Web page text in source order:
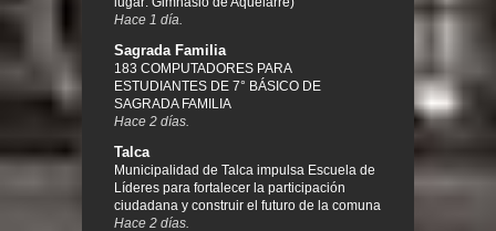
Hace 1 día.
Sagrada Familia
183 COMPUTADORES PARA
ESTUDIANTES DE 7° BÁSICO DE
SAGRADA FAMILIA
Hace 2 días.
Talca
Municipalidad de Talca impulsa Escuela de
Líderes para fortalecer la participación
ciudadana y construir el futuro de la comuna
Hace 2 días.